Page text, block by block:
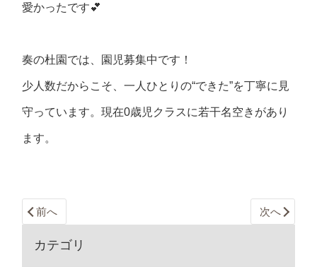
愛かったです💕
奏の杜園では、園児募集中です！
少人数だからこそ、一人ひとりの“できた”を丁寧に見
守っています。現在0歳児クラスに若干名空きがあり
ます。
前へ 次へ
カテゴリ